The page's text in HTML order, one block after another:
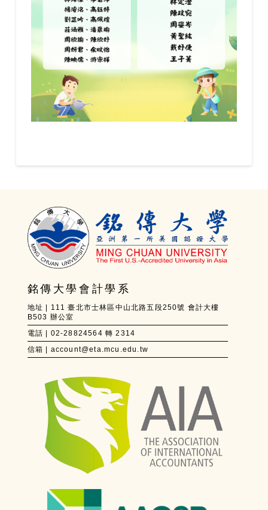
銘傳大學會計學系
地址 | 111 臺北市士林區中山北路五段250號 會計大樓
B503 辦公室
電話 | 02-28824564 轉 2314
信箱 | account@eta.mcu.edu.tw